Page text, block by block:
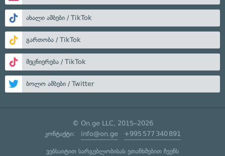
ახალი ამბები / TikTok
გართობა / TikTok
მეცნიერება / TikTok
ბოლო ამბები / Twitter
© On.ge LLC, 2015–2026
კონტაქტი: info@on.ge +995 577 340 891
ვებსაიტით სარგებლობისას ეთანხმებით ჩვენს